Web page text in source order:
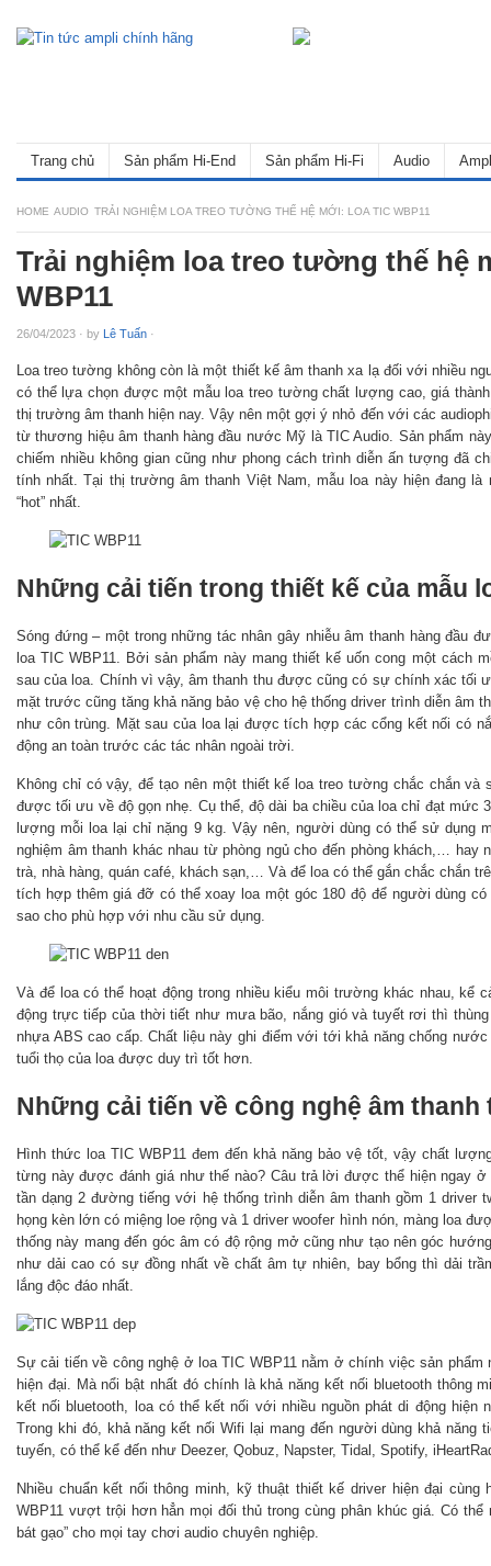
Trang chủ Sản phẩm Hi-End Sản phẩm Hi-Fi Audio
HOME AUDIO TRẢI NGHIỆM LOA TREO TƯỜNG THẾ HỆ MỚI: LOA TIC WBP11
Trải nghiệm loa treo tường thế hệ
WBP11
26/04/2023 · by Lê Tuấn ·
Loa treo tường không còn là một thiết kế âm thanh xa lạ đối với nhiều
có thể lựa chọn được một mẫu loa treo tường chất lượng cao, giá
thị trường âm thanh hiện nay. Vậy nên một gợi ý nhỏ đến với các
từ thương hiệu âm thanh hàng đầu nước Mỹ là TIC Audio. Sản phẩm
chiếm nhiều không gian cũng như phong cách trình diễn ấn tượng đã
tính nhất. Tại thị trường âm thanh Việt Nam, mẫu loa này hiện đang
“hot” nhất.
Những cải tiến trong thiết kế của mẫu
Sóng đứng – một trong những tác nhân gây nhiễu âm thanh hàng đầu
loa TIC WBP11. Bởi sản phẩm này mang thiết kế uốn cong một cách
sau của loa. Chính vì vậy, âm thanh thu được cũng có sự chính xác tối
mặt trước cũng tăng khả năng bảo vệ cho hệ thống driver trình diễn âm
như côn trùng. Mặt sau của loa lại được tích hợp các cổng kết nối có
động an toàn trước các tác nhân ngoài trời.
Không chỉ có vậy, để tạo nên một thiết kế loa treo tường chắc chắn và
được tối ưu về độ gọn nhẹ. Cụ thể, độ dài ba chiều của loa chỉ đạt mức
lượng mỗi loa lại chỉ nặng 9 kg. Vậy nên, người dùng có thể sử dụng
nghiệm âm thanh khác nhau từ phòng ngủ cho đến phòng khách,… hay
trà, nhà hàng, quán café, khách sạn,… Và để loa có thể gắn chắc chắn
tích hợp thêm giá đỡ có thể xoay loa một góc 180 độ để người dùng
sao cho phù hợp với nhu cầu sử dụng.
Và để loa có thể hoạt động trong nhiều kiểu môi trường khác nhau, kể
động trực tiếp của thời tiết như mưa bão, nắng gió và tuyết rơi thì
nhựa ABS cao cấp. Chất liệu này ghi điểm với tới khả năng chống
tuổi thọ của loa được duy trì tốt hơn.
Những cải tiến về công nghệ âm thanh
Hình thức loa TIC WBP11 đem đến khả năng bảo vệ tốt, vậy chất
từng này được đánh giá như thế nào? Câu trả lời được thể hiện ngay
tần dạng 2 đường tiếng với hệ thống trình diễn âm thanh gồm 1 driver
họng kèn lớn có miệng loe rộng và 1 driver woofer hình nón, màng loa
thống này mang đến góc âm có độ rộng mở cũng như tạo nên góc
như dải cao có sự đồng nhất về chất âm tự nhiên, bay bổng thì dải
lắng độc đáo nhất.
Sự cải tiến về công nghệ ở loa TIC WBP11 nằm ở chính việc sản
hiện đại. Mà nổi bật nhất đó chính là khả năng kết nối bluetooth thông
kết nối bluetooth, loa có thể kết nối với nhiều nguồn phát di động hiện
Trong khi đó, khả năng kết nối Wifi lại mang đến người dùng khả năng
tuyến, có thể kể đến như Deezer, Qobuz, Napster, Tidal, Spotify,
Nhiều chuẩn kết nối thông minh, kỹ thuật thiết kế driver hiện đại
WBP11 vượt trội hơn hẳn mọi đối thủ trong cùng phân khúc giá. Có thể
bát gạo” cho mọi tay chơi audio chuyên nghiệp.